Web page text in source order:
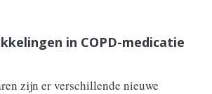
in COPD-medicatie
zijn er verschillende nieuwe